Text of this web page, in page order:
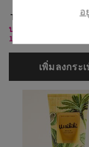
THB 1,150.00
บอดี้แคร์ที่ร่วมรายการ
1,000 บาท
เพิ่มลงกระเ